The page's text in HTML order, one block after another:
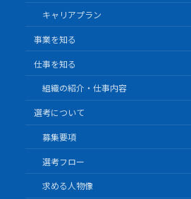
キャリアプラン
事業を知る
仕事を知る
組織の紹介・仕事内容
選考について
募集要項
選考フロー
求める人物像